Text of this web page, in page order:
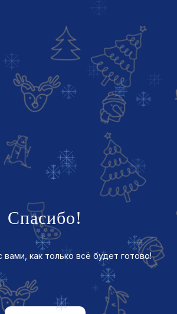
Спасибо!
как только всё будет готово!